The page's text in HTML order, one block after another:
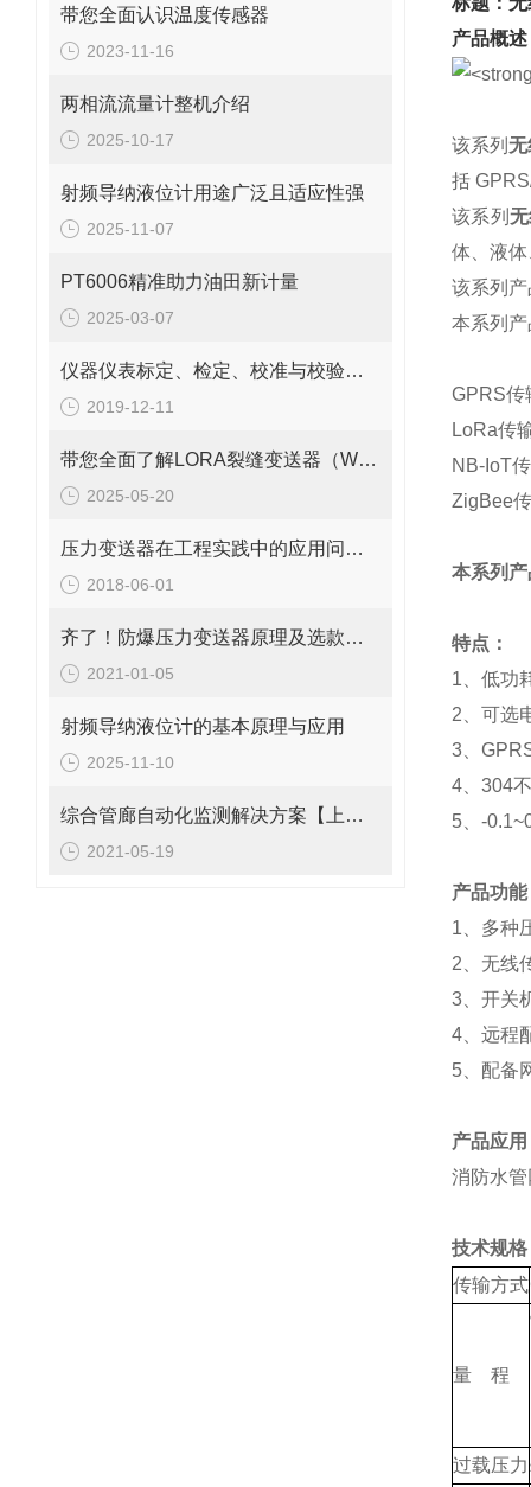
带您全面认识温度传感器
2023-11-16
两相流流量计整机介绍
2025-10-17
射频导纳液位计用途广泛且适应性强
2025-11-07
PT6006精准助力油田新计量
2025-03-07
仪器仪表标定、检定、校准与校验的联系与区别
2019-12-11
带您全面了解LORA裂缝变送器（WY7010）
2025-05-20
压力变送器在工程实践中的应用问题分析
2018-06-01
齐了！防爆压力变送器原理及选款型号
2021-01-05
射频导纳液位计的基本原理与应用
2025-11-10
综合管廊自动化监测解决方案【上海朝辉静力水准仪】
2021-05-19
产品概述
该系列无
括
该系列
体、液
该系列
本系列
GPRS传
LoRa传
NB-IoT
ZigBee
本系列
特点：
1、低功
2、可选
3、
4、304
5、-
产品功能
1、多种
2、无线
3、开关
4、远程
5、配备
产品应用
消防水
技术规格
传输方式
量 程
过载压力